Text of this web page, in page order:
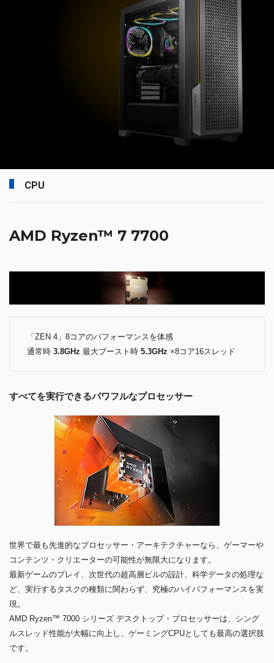
CPU
AMD Ryzen™ 7 7700
「ZEN 4」8コアのパフォーマンスを体感
通常時 3.8GHz 最大ブースト時 5.3GHz ×8コア16スレッド
すべてを実行できるパワフルなプロセッサー
世界で最も先進的なプロセッサー・アーキテクチャーなら、ゲーマーや
コンテンツ・クリエーターの可能性が無限大になります。
最新ゲームのプレイ、次世代の超高層ビルの設計、科学データの処理な
ど、実行するタスクの種類に関わらず、究極のハイパフォーマンスを実
現。
AMD Ryzen™ 7000 シリーズ デスクトップ・プロセッサーは、シング
ルスレッド性能が大幅に向上し、ゲーミングCPUとしても最高の選択肢
です。